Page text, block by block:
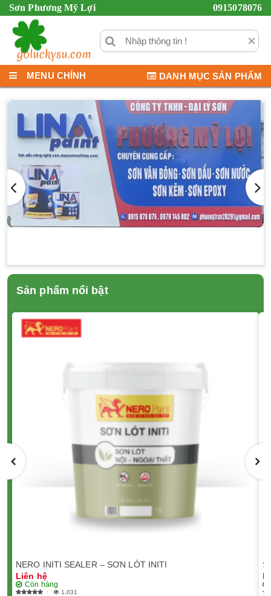
Sơn Phương Mỹ Lợi 0915078076
×
MENU CHÍNH DANH MỤC SẢN PHẨM
Sản phẩm nổi bật
NERO INITI SEALER – SƠN LÓT INITI
Liên hệ
Còn hàng
1,031